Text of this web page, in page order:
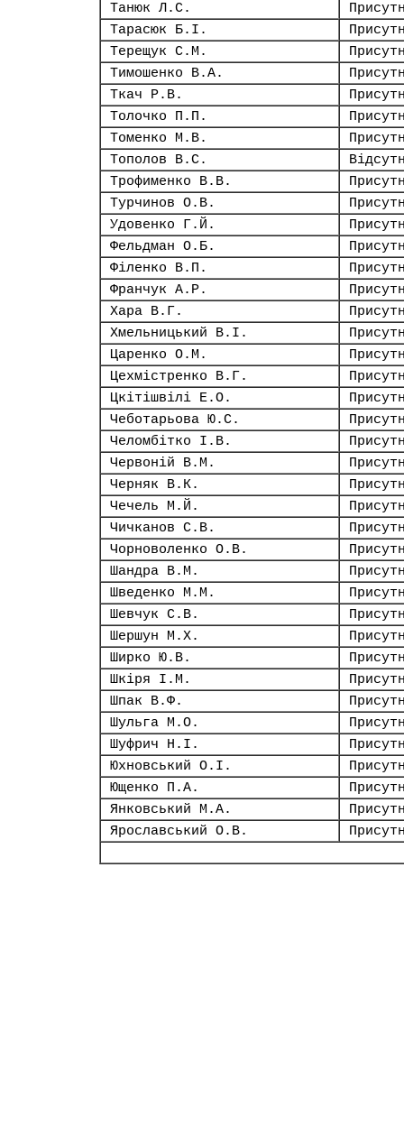
Танюк Л.С.
Тарасюк Б.І.
Терещук С.М.
Тимошенко В.А.
Ткач Р.В.
Толочко П.П.
Томенко М.В.
Тополов В.С.
Трофименко В.В.
Турчинов О.В.
Удовенко Г.Й.
Фельдман О.Б.
Філенко В.П.
Франчук А.Р.
Хара В.Г.
Хмельницький В.І.
Царенко О.М.
Цехмістренко В.Г.
Цкітішвілі Е.О.
Чеботарьова Ю.С.
Челомбітко І.В.
Червоній В.М.
Черняк В.К.
Чечель М.Й.
Чичканов С.В.
Чорноволенко О.В.
Шандра В.М.
Шведенко М.М.
Шевчук С.В.
Шершун М.Х.
Ширко Ю.В.
Шкіря І.М.
Шпак В.Ф.
Шульга М.О.
Шуфрич Н.І.
Юхновський О.І.
Ющенко П.А.
Янковський М.А.
Ярославський О.В.